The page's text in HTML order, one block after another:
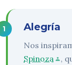
Alegría
Nos
Spinoza
,